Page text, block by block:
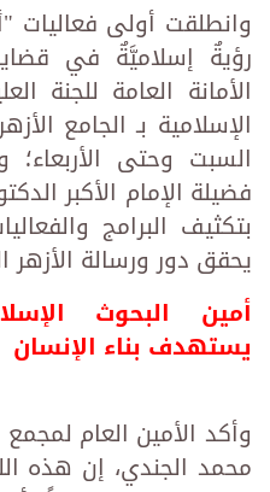
وانطلقت أولى فعاليات
رؤيةٌ إسلاميَّةٌ في
الأمانة العامة للجنة
الإسلامية بـ الجامع
السبت وحتى
فضيلة الإمام الأكبر
بتكثيف البرامج
يحقق دور ورسالة الأزهر
أمين البحوث
يستهدف بناء الإنسان
وأكد الأمين العام لمجمع
محمد الجندي، إن هذه